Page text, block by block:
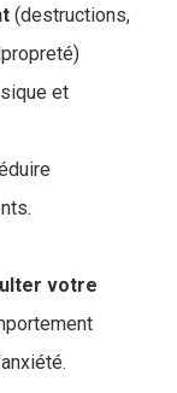
(destructions,
et
votre